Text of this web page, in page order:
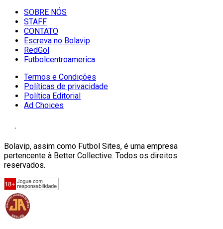
SOBRE NÓS
STAFF
CONTATO
Escreva no Bolavip
RedGol
Futbolcentroamerica
Termos e Condições
Políticas de privacidade
Política Editorial
Ad Choices
Bolavip, assim como Futbol Sites, é uma empresa
pertencente à Better Collective. Todos os direitos
reservados.